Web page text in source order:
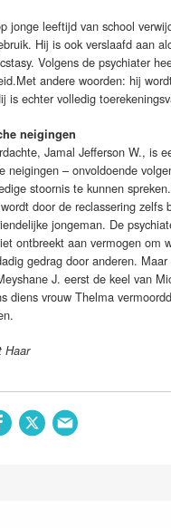
jonge leeftijd van school
Hij is ook verslaafd aan
Volgens de psychiater
andere woorden: hij
is echter volledig
neigingen
Jamal Jefferson W., is
neigingen – onvoldoende
stoornis te kunnen
door de reclassering zelfs
jongeman. De
ontbreekt aan vermogen om
gedrag door anderen.
J. eerst de keel van
diens vrouw Thelma
Haar